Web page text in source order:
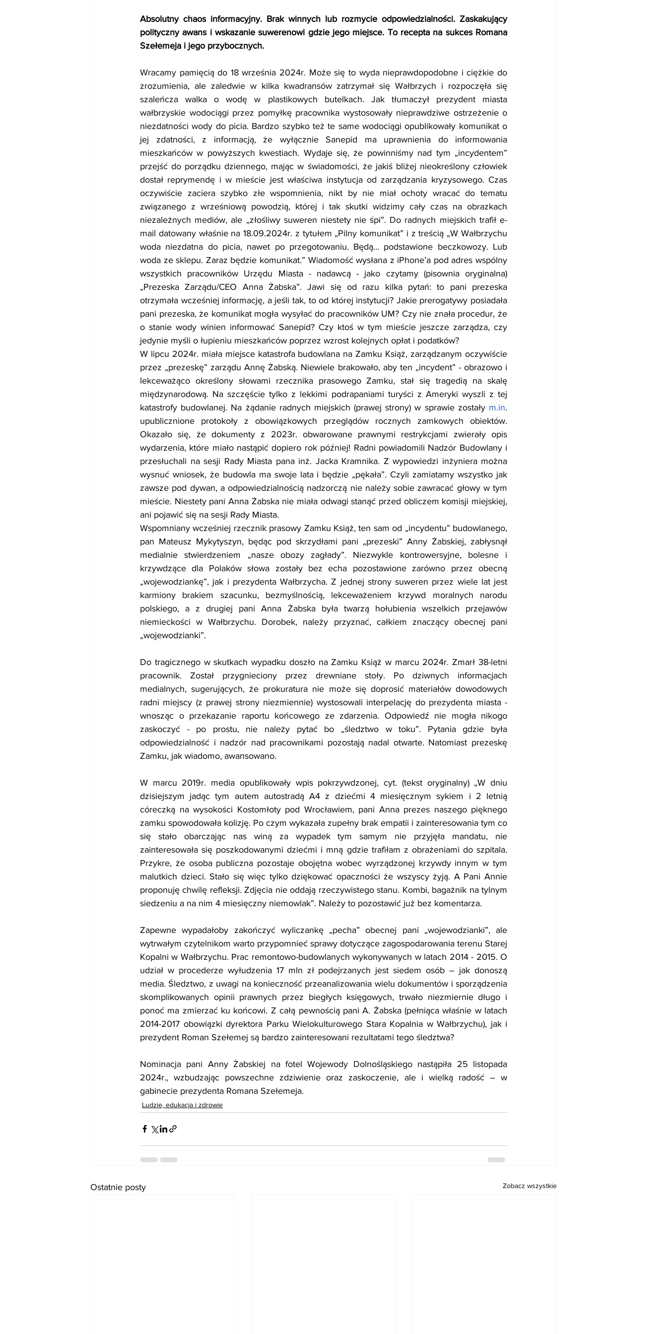
Absolutny chaos informacyjny. Brak winnych lub rozmycie odpowiedzialności. Zaskakujący
polityczny awans i wskazanie suwerenowi gdzie jego miejsce. To recepta na sukces Romana
Szełemeja i jego przybocznych.
Wracamy pamięcią do 18 września 2024r. Może się to wyda nieprawdopodobne i ciężkie do
zrozumienia, ale zaledwie w kilka kwadransów zatrzymał się Wałbrzych i rozpoczęła się
szaleńcza walka o wodę w plastikowych butelkach. Jak tłumaczył prezydent miasta
wałbrzyskie wodociągi przez pomyłkę pracownika wystosowały nieprawdziwe ostrzeżenie o
niezdatności wody do picia. Bardzo szybko też te same wodociągi opublikowały komunikat o
jej zdatności, z informacją, że wyłącznie Sanepid ma uprawnienia do informowania
mieszkańców w powyższych kwestiach. Wydaje się, że powinniśmy nad tym „incydentem”
przejść do porządku dziennego, mając w świadomości, że jakiś bliżej nieokreślony człowiek
dostał reprymendę i w mieście jest właściwa instytucja od zarządzania kryzysowego. Czas
oczywiście zaciera szybko złe wspomnienia, nikt by nie miał ochoty wracać do tematu
związanego z wrześniową powodzią, której i tak skutki widzimy cały czas na obrazkach
niezależnych mediów, ale „złośliwy suweren niestety nie śpi”. Do radnych miejskich trafił e-
mail datowany właśnie na 18.09.2024r. z tytułem „Pilny komunikat” i z treścią „W Wałbrzychu
woda niezdatna do picia, nawet po przegotowaniu. Będą… podstawione beczkowozy. Lub
woda ze sklepu. Zaraz będzie komunikat.” Wiadomość wysłana z iPhone’a pod adres wspólny
wszystkich pracowników Urzędu Miasta - nadawcą - jako czytamy (pisownia oryginalna)
„Prezeska Zarządu/CEO Anna Żabska”. Jawi się od razu kilka pytań: to pani prezeska
otrzymała wcześniej informację, a jeśli tak, to od której instytucji? Jakie prerogatywy posiadała
pani prezeska, że komunikat mogła wysyłać do pracowników UM? Czy nie znała procedur, że
o stanie wody winien informować Sanepid? Czy ktoś w tym mieście jeszcze zarządza, czy
jedynie myśli o łupieniu mieszkańców poprzez wzrost kolejnych opłat i podatków?
W lipcu 2024r. miała miejsce katastrofa budowlana na Zamku Książ, zarządzanym oczywiście
przez „prezeskę” zarządu Annę Żabską. Niewiele brakowało, aby ten „incydent” - obrazowo i
lekceważąco określony słowami rzecznika prasowego Zamku, stał się tragedią na skalę
międzynarodową. Na szczęście tylko z lekkimi podrapaniami turyści z Ameryki wyszli z tej
katastrofy budowlanej. Na żądanie radnych miejskich (prawej strony) w sprawie zostały m.in.
upublicznione protokoły z obowiązkowych przeglądów rocznych zamkowych obiektów.
Okazało się, że dokumenty z 2023r. obwarowane prawnymi restrykcjami zwierały opis
wydarzenia, które miało nastąpić dopiero rok później! Radni powiadomili Nadzór Budowlany i
przesłuchali na sesji Rady Miasta pana inż. Jacka Kramnika. Z wypowiedzi inżyniera można
wysnuć wniosek, że budowla ma swoje lata i będzie „pękała”. Czyli zamiatamy wszystko jak
zawsze pod dywan, a odpowiedzialnością nadzorczą nie należy sobie zawracać głowy w tym
mieście. Niestety pani Anna Żabska nie miała odwagi stanąć przed obliczem komisji miejskiej,
ani pojawić się na sesji Rady Miasta.
Wspomniany wcześniej rzecznik prasowy Zamku Książ, ten sam od „incydentu” budowlanego,
pan Mateusz Mykytyszyn, będąc pod skrzydłami pani „prezeski” Anny Żabskiej, zabłysnął
medialnie stwierdzeniem „nasze obozy zagłady”. Niezwykle kontrowersyjne, bolesne i
krzywdzące dla Polaków słowa zostały bez echa pozostawione zarówno przez obecną
„wojewodziankę”, jak i prezydenta Wałbrzycha. Z jednej strony suweren przez wiele lat jest
karmiony brakiem szacunku, bezmyślnością, lekceważeniem krzywd moralnych narodu
polskiego, a z drugiej pani Anna Żabska była twarzą hołubienia wszelkich przejawów
niemieckości w Wałbrzychu. Dorobek, należy przyznać, całkiem znaczący obecnej pani
„wojewodzianki”.
Do tragicznego w skutkach wypadku doszło na Zamku Książ w marcu 2024r. Zmarł 38-letni
pracownik. Został przygnieciony przez drewniane stoły. Po dziwnych informacjach
medialnych, sugerujących, że prokuratura nie może się doprosić materiałów dowodowych
radni miejscy (z prawej strony niezmiennie) wystosowali interpelację do prezydenta miasta -
wnosząc o przekazanie raportu końcowego ze zdarzenia. Odpowiedź nie mogła nikogo
zaskoczyć - po prostu, nie należy pytać bo „śledztwo w toku”. Pytania gdzie była
odpowiedzialność i nadzór nad pracownikami pozostają nadal otwarte. Natomiast prezeskę
Zamku, jak wiadomo, awansowano.
W marcu 2019r. media opublikowały wpis pokrzywdzonej, cyt. (tekst oryginalny) „W dniu
dzisiejszym jadąc tym autem autostradą A4 z dziećmi 4 miesięcznym sykiem i 2 letnią
córeczką na wysokości Kostomłoty pod Wrocławiem, pani Anna prezes naszego pięknego
zamku spowodowała kolizję. Po czym wykazała zupełny brak empatii i zainteresowania tym co
się stało obarczając nas winą za wypadek tym samym nie przyjęła mandatu, nie
zainteresowała się poszkodowanymi dziećmi i mną gdzie trafiłam z obrażeniami do szpitala.
Przykre, że osoba publiczna pozostaje obojętna wobec wyrządzonej krzywdy innym w tym
malutkich dzieci. Stało się więc tylko dziękować opaczności że wszyscy żyją. A Pani Annie
proponuję chwilę refleksji. Zdjęcia nie oddają rzeczywistego stanu. Kombi, bagażnik na tylnym
siedzeniu a na nim 4 miesięczny niemowlak”. Należy to pozostawić już bez komentarza.
Zapewne wypadałoby zakończyć wyliczankę „pecha” obecnej pani „wojewodzianki”, ale
wytrwałym czytelnikom warto przypomnieć sprawy dotyczące zagospodarowania terenu Starej
Kopalni w Wałbrzychu. Prac remontowo-budowlanych wykonywanych w latach 2014 - 2015. O
udział w procederze wyłudzenia 17 mln zł podejrzanych jest siedem osób – jak donoszą
media. Śledztwo, z uwagi na konieczność przeanalizowania wielu dokumentów i sporządzenia
skomplikowanych opinii prawnych przez biegłych księgowych, trwało niezmiernie długo i
ponoć ma zmierzać ku końcowi. Z całą pewnością pani A. Żabska (pełniąca właśnie w latach
2014-2017 obowiązki dyrektora Parku Wielokulturowego Stara Kopalnia w Wałbrzychu), jak i
prezydent Roman Szełemej są bardzo zainteresowani rezultatami tego śledztwa?
Nominacja pani Anny Żabskiej na fotel Wojewody Dolnośląskiego nastąpiła 25 listopada
2024r., wzbudzając powszechne zdziwienie oraz zaskoczenie, ale i wielką radość – w
gabinecie prezydenta Romana Szełemeja.
Ludzie, edukacja i zdrowie
Ostatnie posty Zobacz wszystkie